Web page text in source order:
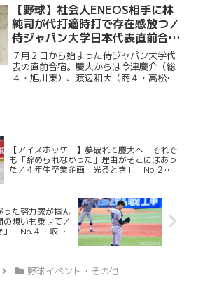
大（商４・高松商業）、林純司（環３・
報徳学園）の３選手が選出...
【野球】社会人ENEOS相手に林
純司が代打適時打で存在感放つ／
侍ジャパン大学日本代表直前合宿
３日目
７月２日から始まった侍ジャパン大学代
表の直前合宿。慶大からは今津慶介（総
４・旭川東）、渡辺和大（商４・高松商
【アイスホッケー】夢破れて慶大へ それで
も「辞められなかった」理由がそこにはあっ
た／４年生卒業企画「光るとき」 No.２・
った努力家が掴ん
想いも乗せて／
」 No.４・坂中
野球イベント・その他